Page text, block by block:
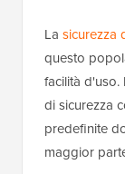
La sicurezza
questo
facilità d'uso.
di sicurezza
predefinite
maggior